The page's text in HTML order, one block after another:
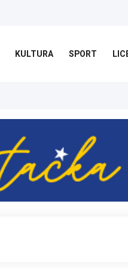
KULTURA SPORT